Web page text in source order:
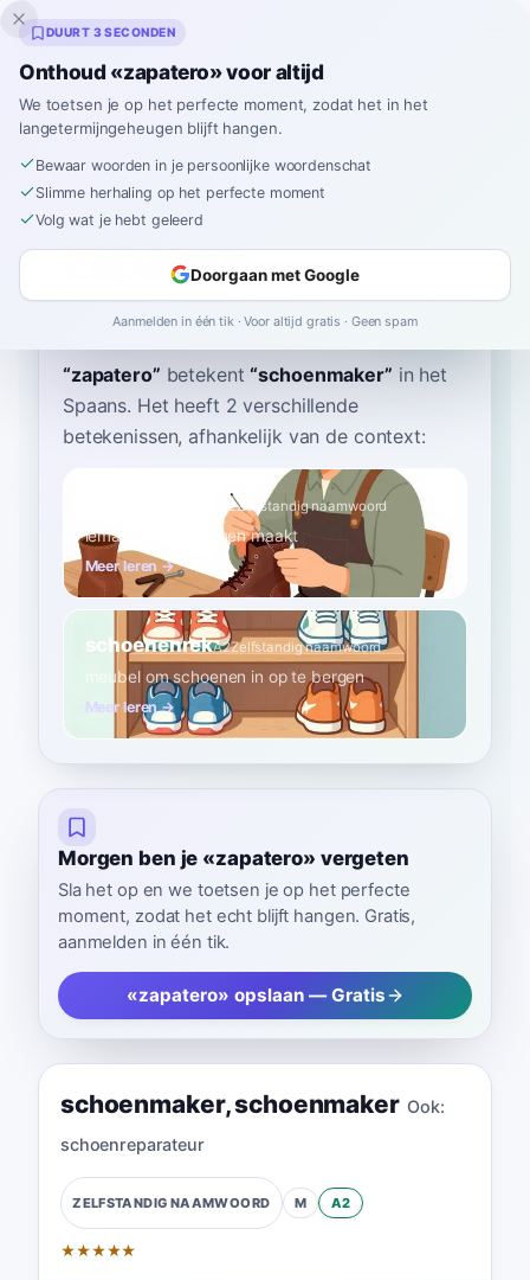
Inklingo
Home› Spaans›Woordenboek›zapatero
zapatero
sah-pah-TEH-roh sapaˈteɾo
“zapatero” betekent “schoenmaker” in het
Spaans. Het heeft 2 verschillende
betekenissen, afhankelijk van de context:
A2Zelfstandig naamwoord
iemand die schoenen maakt
Meer leren →
schoenenrekA2Zelfstandig naamwoord
meubel om schoenen in op te bergen
Meer leren →
Morgen ben je «zapatero» vergeten
Sla het op en we toetsen je op het perfecte
moment, zodat het echt blijft hangen. Gratis,
aanmelden in één tik.
«zapatero» opslaan — Gratis
schoenmaker,schoenmaker Ook:
schoenreparateur
ZELFSTANDIG NAAMWOORD M A2
★★★★★
DUURT 3 SECONDEN
Onthoud «zapatero» voor altijd
We toetsen je op het perfecte moment, zodat het in het
langetermijngeheugen blijft hangen.
Bewaar woorden in je persoonlijke woordenschat
Slimme herhaling op het perfecte moment
Volg wat je hebt geleerd
Doorgaan met Google
Aanmelden in één tik · Voor altijd gratis · Geen spam